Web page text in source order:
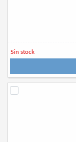
Sin stock